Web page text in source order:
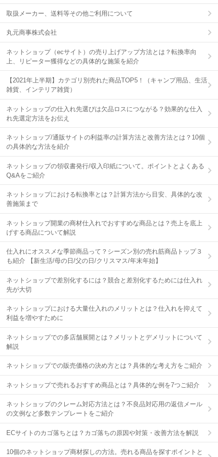
取扱メーカー、送料等その他ご利用について
丸元商事株式会社
ネットショップ（ecサイト）の売り上げアップ方法とは？転換率向
上、リピーター獲得などの具体的な施策を紹介
【2021年上半期】カテゴリ別売れた商品TOP5！（キャンプ用品、生活
雑貨、インテリア雑貨）
ネットショップの仕入れ先選びは欠品ロスにつながる？効果的な仕入
れ先選定方法をお伝え
ネットショップ/通販サイトの利益率の計算方法と改善方法とは？10個
の具体的な方法を紹介
ネットショップの領収書発行/収入印紙について。ポイントとよくある
Q&Aをご紹介
ネットショップにおける転換率とは？計算方法から目安、具体的な改
善施策まで
ネットショップ開業の商材仕入れでおすすめな商品とは？売上を底上
げする商品について解説
仕入れにオススメな季節商品って？シーズン別の売れ筋商品トップ３
も紹介 【新生活/母の日/父の日/クリスマス/年末年始】
ネットショップで差別化するには？競合と差別化するためには仕入れ
先が大切
ネットショップにおける大量仕入れのメリットとは？仕入れを抑えて
利益を増やすために
ネットショップでの多店舗展開とは？メリットとデメリットについて
解説
ネットショップでの販売価格の決め方とは？具体的な考え方をご紹介
ネットショップで売れるおすすめ商品とは？具体的な例を7つご紹介
ネットショップのクレーム対応方法とは？不良品対応用の返信メール
の文例など多数テンプレートをご紹介
ECサイトのカゴ落ちとは？カゴ落ちの原因や対策・改善方法を解説
10個のネットショップ商材探しの方法。売れる商品を探すポイントと